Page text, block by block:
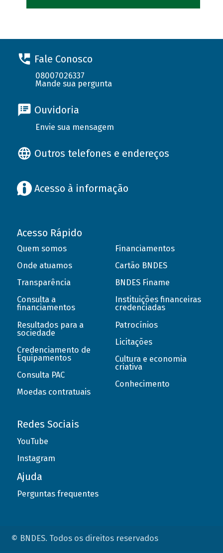
Fale Conosco
08007026337
Mande sua pergunta
Ouvidoria
Envie sua mensagem
Outros telefones e endereços
Acesso à informação
Acesso Rápido
Quem somos
Onde atuamos
Transparência
Consulta a
financiamentos
Resultados para a
sociedade
Credenciamento de
Equipamentos
Consulta PAC
Moedas contratuais
Financiamentos
Cartão BNDES
BNDES Finame
Instituições financeiras
credenciadas
Patrocínios
Licitações
Cultura e economia
criativa
Conhecimento
Redes Sociais
YouTube
Instagram
Ajuda
Perguntas frequentes
© BNDES. Todos os direitos reservados